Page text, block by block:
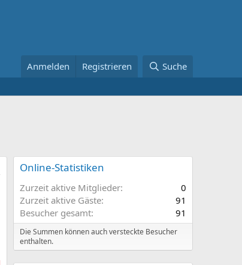
Anmelden Registrieren Suche
Online-Statistiken
Zurzeit aktive Mitglieder
0
Zurzeit aktive Gäste
91
Besucher gesamt
91
Die Summen können auch versteckte Besucher
enthalten.